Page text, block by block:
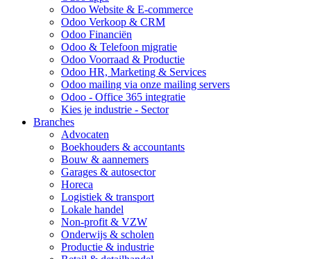
Odoo Website & E-commerce
Odoo Verkoop & CRM
Odoo Financiën
Odoo & Telefoon migratie
Odoo Voorraad & Productie
Odoo HR, Marketing & Services
Odoo mailing via onze mailing servers
Odoo - Office 365 integratie
Kies je industrie - Sector
Branches
Advocaten
Boekhouders & accountants
Bouw & aannemers
Garages & autosector
Horeca
Logistiek & transport
Lokale handel
Non-profit & VZW
Onderwijs & scholen
Productie & industrie